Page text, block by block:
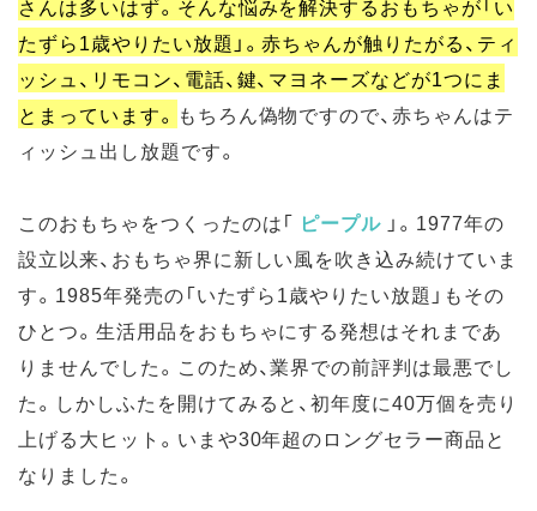
さんは多いはず。そんな悩みを解決するおもちゃが「い
たずら1歳やりたい放題」。赤ちゃんが触りたがる、ティ
ッシュ、リモコン、電話、鍵、マヨネーズなどが1つにま
とまっています。 もちろん偽物ですので、赤ちゃんはテ
ィッシュ出し放題です。
このおもちゃをつくったのは「 ピープル 」。1977年の
設立以来、おもちゃ界に新しい風を吹き込み続けていま
す。1985年発売の「いたずら1歳やりたい放題」もその
ひとつ。生活用品をおもちゃにする発想はそれまであ
りませんでした。このため、業界での前評判は最悪でし
た。しかしふたを開けてみると、初年度に40万個を売り
上げる大ヒット。いまや30年超のロングセラー商品と
なりました。